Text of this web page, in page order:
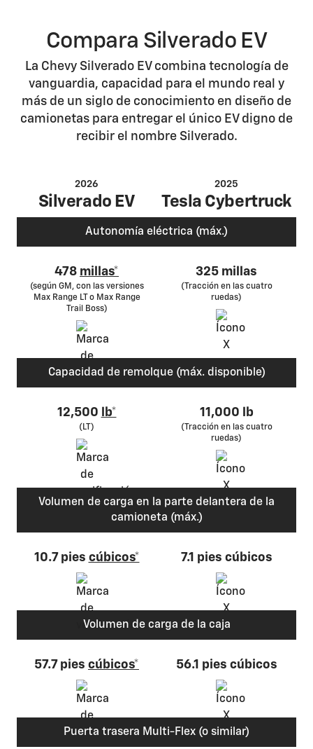
Compara Silverado EV
La Chevy Silverado EV combina tecnología de
vanguardia, capacidad para el mundo real y
más de un siglo de conocimiento en diseño de
camionetas para entregar el único EV digno de
recibir el nombre Silverado.
2026
Silverado EV
2025
Tesla Cybertruck
Autonomía eléctrica (máx.)
478 millas*
(según GM, con las versiones
Max Range LT o Max Range
Trail Boss)
325 millas
(Tracción en las cuatro
ruedas)
Capacidad de remolque (máx. disponible)
12,500 lb*
(LT)
11,000 lb
(Tracción en las cuatro
ruedas)
Volumen de carga en la parte delantera de la
camioneta (máx.)
10.7 pies cúbicos* 7.1 pies cúbicos
Volumen de carga de la caja
57.7 pies cúbicos* 56.1 pies cúbicos
Puerta trasera Multi-Flex (o similar)